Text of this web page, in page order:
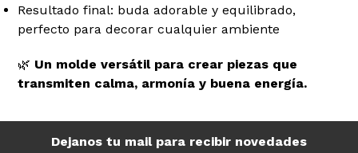
Resultado final: buda adorable y equilibrado,
perfecto para decorar cualquier ambiente
🌿 Un molde versátil para crear piezas que
transmiten calma, armonía y buena energía.
Dejanos tu mail para recibir novedades